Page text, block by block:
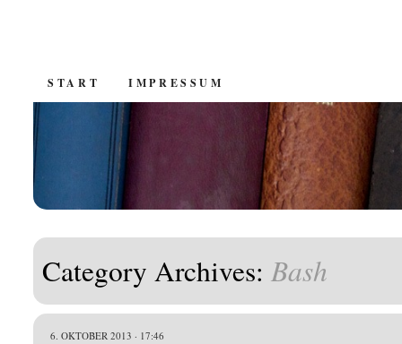
SKIP
CONTENT
START IMPRESSUM
Category Archives:Bash
6. OKTOBER 2013 · 17:46